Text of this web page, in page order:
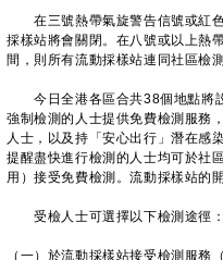
在三號熱帶氣旋警告信號或紅色
採樣站將會關閉。在八號或以上熱
間，則所有流動採樣站連同社區檢
今日全港各區合共38個地點將設
強制檢測的人士提供免費檢測服務
人士，以及持「安心出行」潛在感
提醒盡快進行檢測的人士均可於社
用）接受免費檢測。流動採樣站的
受檢人士可選擇以下檢測途徑：
（一）於流動採樣站接受檢測服務